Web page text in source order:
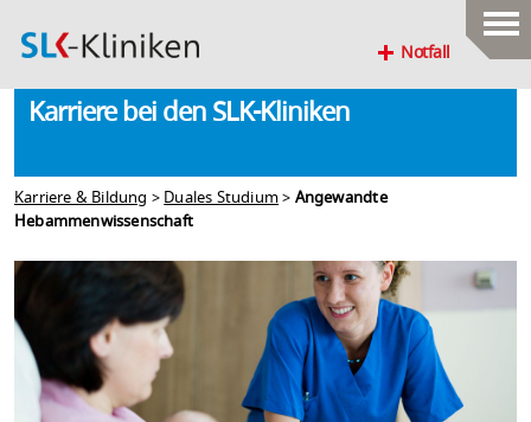
Notfall
Karriere bei den SLK-Kliniken
Karriere & Bildung >Duales Studium> Angewandte
Hebammenwissenschaft